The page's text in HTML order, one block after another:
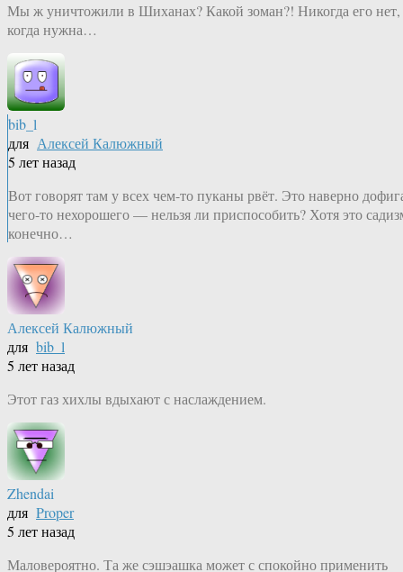
Мы ж уничтожили в Шиханах? Какой зоман?! Никогда его нет,
когда нужна…
bib_l
для Алексей Калюжный
5 лет назад
Вот говорят там у всех чем-то пуканы рвёт. Это наверно
чего-то нехорошего — нельзя ли приспособить? Хотя это
конечно…
Алексей Калюжный
для bib_l
5 лет назад
Этот газ хихлы вдыхают с наслаждением.
Zhendai
для Proper
5 лет назад
Маловероятно. Та же сэшэашка может с спокойно применить